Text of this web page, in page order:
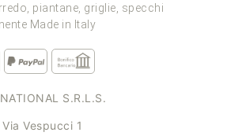
piantane, griglie, specchi
Made in Italy
S.R.L.S.
Via Vespucci 1